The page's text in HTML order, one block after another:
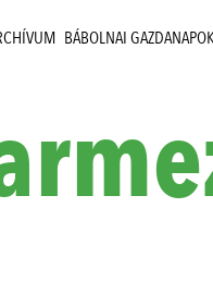
BÁBOLNAI